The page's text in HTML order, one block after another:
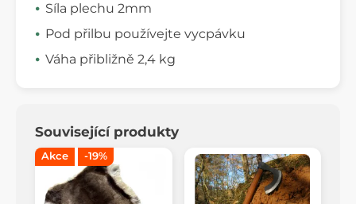
Síla plechu 2mm
Pod přilbu používejte vycpávku
Váha přibližně 2,4 kg
Související produkty
Akce -19%